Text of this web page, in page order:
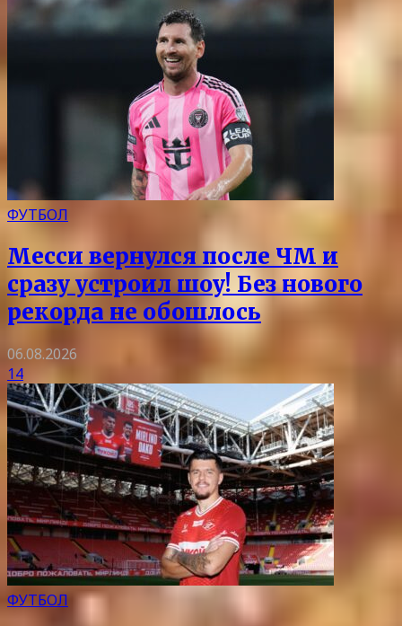
ФУТБОЛ
Месси вернулся после ЧМ и
сразу устроил шоу! Без нового
рекорда не обошлось
06.08.2026
14
ФУТБОЛ